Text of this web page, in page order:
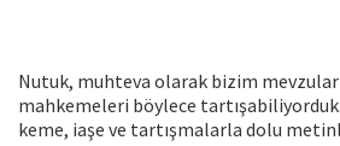
Nutuk, muhteva olarak bizim
mahkemeleri böylece
keme, iaşe ve tartışmalarla dolu